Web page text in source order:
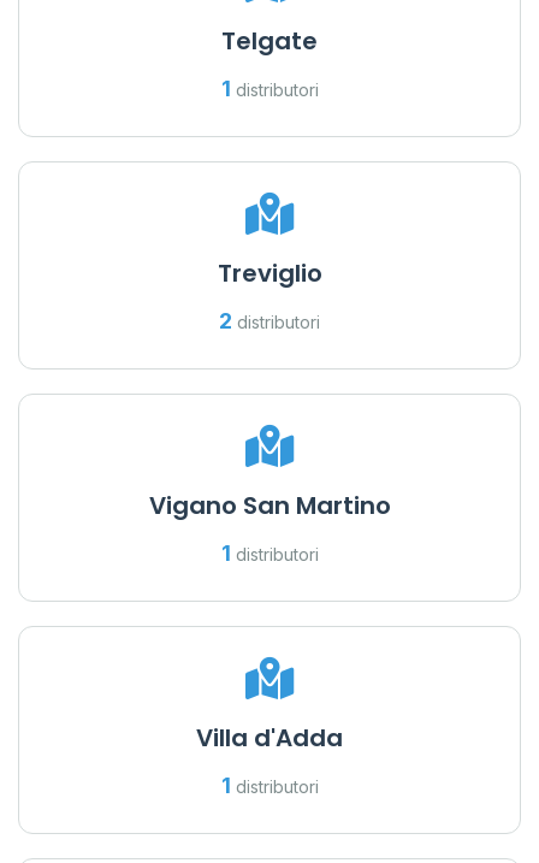
Telgate
1 distributori
Treviglio
2 distributori
Vigano San Martino
1 distributori
Villa d'Adda
1 distributori